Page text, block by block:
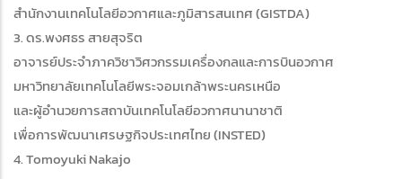
สำนักงานเทคโนโลยีอวกาศและภูมิสารสนเทศ (GISTDA)
3. ดร.พงศธร สายสุจริต
อาจารย์ประจำภาควิชาวิศวกรรมเครื่องกลและการบินอวกาศ
มหาวิทยาลัยเทคโนโลยีพระจอมเกล้าพระนครเหนือ
และผู้อำนวยการสถาบันเทคโนโลยีอวกาศนานาชาติ
เพื่อการพัฒนาเศรษฐกิจประเทศไทย (INSTED)
4. Tomoyuki Nakajo